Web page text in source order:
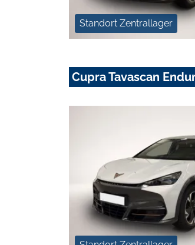
Standort Zentrallager
Cupra Tavascan